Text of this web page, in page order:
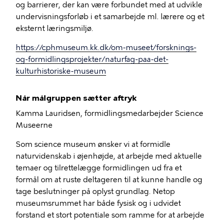
og barrierer, der kan være forbundet med at udvikle
undervisningsforløb i et samarbejde ml. lærere og et
eksternt læringsmiljø.
https://cphmuseum.kk.dk/om-museet/forsknings-
og-formidlingsprojekter/naturfag-paa-det-
kulturhistoriske-museum
Når målgruppen sætter aftryk
Kamma Lauridsen, formidlingsmedarbejder Science
Museerne
Som science museum ønsker vi at formidle
naturvidenskab i øjenhøjde, at arbejde med aktuelle
temaer og tilrettelægge formidlingen ud fra et
formål om at ruste deltageren til at kunne handle og
tage beslutninger på oplyst grundlag. Netop
museumsrummet har både fysisk og i udvidet
forstand et stort potentiale som ramme for at arbejde